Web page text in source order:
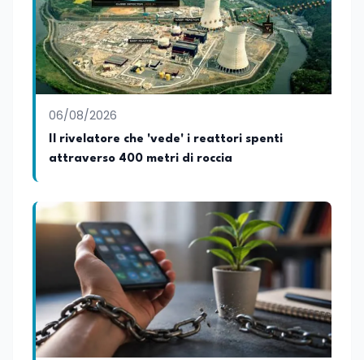
06/08/2026
Il rivelatore che 'vede' i reattori spenti
attraverso 400 metri di roccia